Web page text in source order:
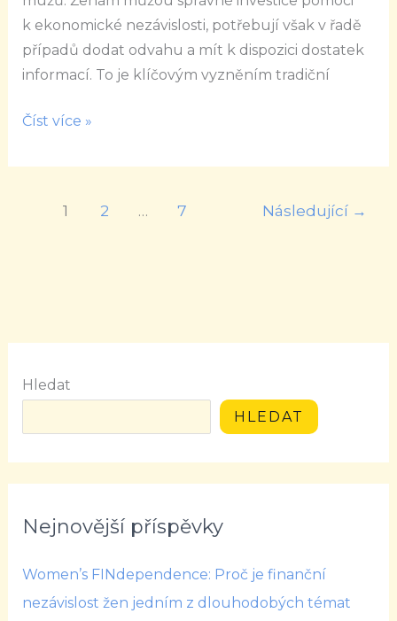
k ekonomické nezávislosti, potřebují však v řadě
případů dodat odvahu a mít k dispozici dostatek
informací. To je klíčovým vyzněním tradiční
Číst více »
1 2 … 7 Následující →
Hledat
HLEDAT
Nejnovější příspěvky
Women’s FINdependence: Proč je finanční
nezávislost žen jedním z dlouhodobých témat